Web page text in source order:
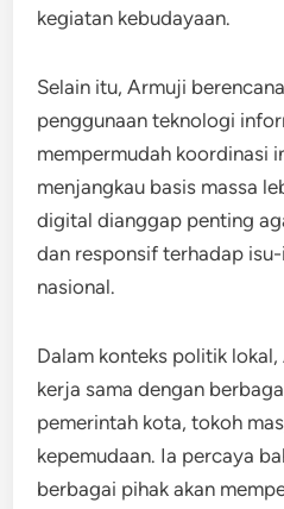
kegiatan kebudayaan.
Selain itu, Armuji
penggunaan teknologi
mempermudah koordinasi
menjangkau basis massa
digital dianggap penting
dan responsif terhadap
nasional.
Dalam konteks politik
kerja sama dengan
pemerintah kota, tokoh
kepemudaan. Ia percaya
berbagai pihak akan